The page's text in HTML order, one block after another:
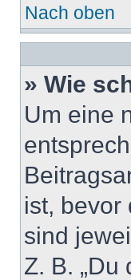
Nach oben
» Wie
Um eine
ist, bevor
sind
Z. B. „Du